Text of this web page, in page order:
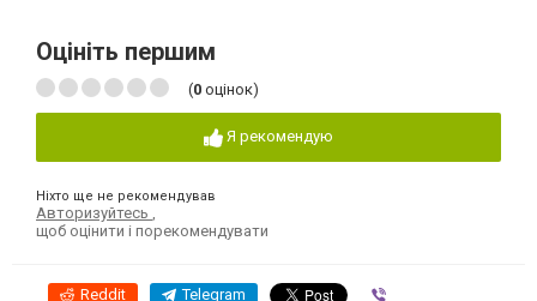
Оцініть першим
(0 оцінок)
Я рекомендую
Ніхто ще не рекомендував
Авторизуйтесь
щоб оцінити і порекомендувати
Reddit Telegram